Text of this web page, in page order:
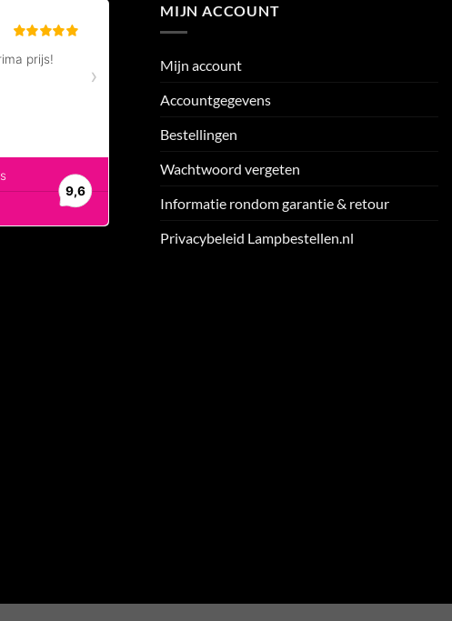
MIJN ACCOUNT
Mijn account
Accountgegevens
Bestellingen
Wachtwoord vergeten
Informatie rondom garantie & retour
Privacybeleid Lampbestellen.nl